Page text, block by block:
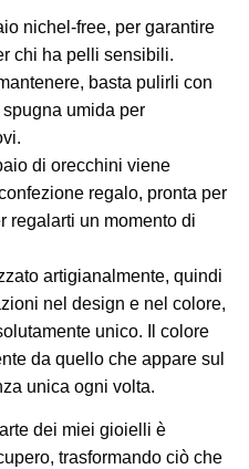
nichel-free, per garantire
chi ha pelli sensibili.
basta pulirli con
umida per
di orecchini viene
regalo, pronta per
regalarti un momento di
artigianalmente, quindi
nel design e nel colore,
unico. Il colore
da quello che appare sul
unica ogni volta.
dei miei gioielli è
trasformando ciò che